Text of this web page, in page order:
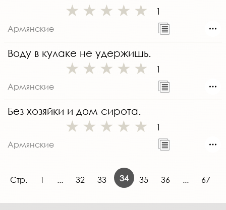
1
Армянские
Воду в кулаке не удержишь.
1
Армянские
Без хозяйки и дом сирота.
1
Армянские
Стр. 1 ... 32 33 34 35 36 ... 67